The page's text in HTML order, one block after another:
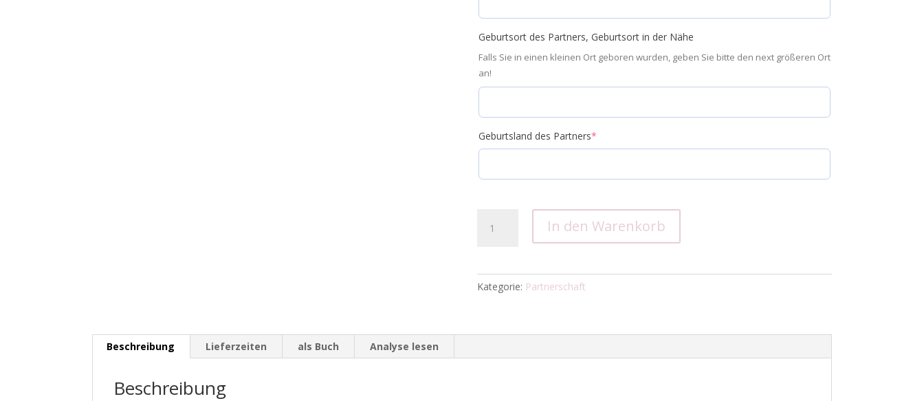
Geburtsort des Partners, Geburtsort in der Nähe
Falls Sie in einen kleinen Ort geboren wurden, geben Sie bitte den next größeren Ort
an!
Geburtsland des Partners*
Menge
In den Warenkorb
Kategorie: Partnerschaft
Beschreibung Lieferzeiten als Buch Analyse lesen
Beschreibung